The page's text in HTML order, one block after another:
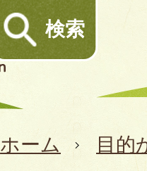
検索
ホーム 目的